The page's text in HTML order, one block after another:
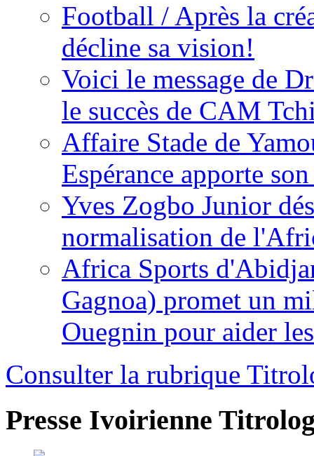
Football / Après la
décline sa vision!
Voici le message de
le succès de CAM
Affaire Stade de
Espérance apporte
Yves Zogbo Junior
normalisation de
Africa Sports
Gagnoa) promet un
Ouegnin pour aider
Consulter la rubrique
Presse Ivoirienne